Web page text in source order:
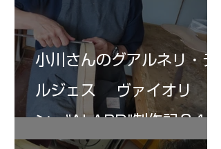
小川さんのグアルネリ・デ
ルジェス ヴァイオリ
ン ”ALARD"制作記３4